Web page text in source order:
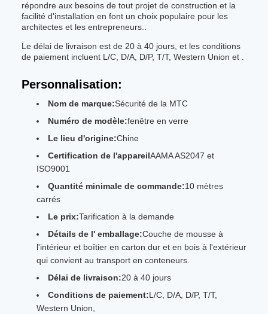
répondre aux besoins de tout projet de construction.et la
facilité d'installation en font un choix populaire pour les
architectes et les entrepreneurs..
Le délai de livraison est de 20 à 40 jours, et les conditions
de paiement incluent L/C, D/A, D/P, T/T, Western Union et .
Personnalisation:
Nom de marque:Sécurité de la MTC
Numéro de modèle:fenêtre en verre
Le lieu d'origine:Chine
Certification de l'appareilAAMA AS2047 et
ISO9001
Quantité minimale de commande:10 mètres
carrés
Le prix:Tarification à la demande
Détails de l' emballage:Couche de mousse à
l'intérieur et boîtier en carton dur et en bois à l'extérieur
qui convient au transport en conteneurs.
Délai de livraison:20 à 40 jours
Conditions de paiement:L/C, D/A, D/P, T/T,
Western Union,